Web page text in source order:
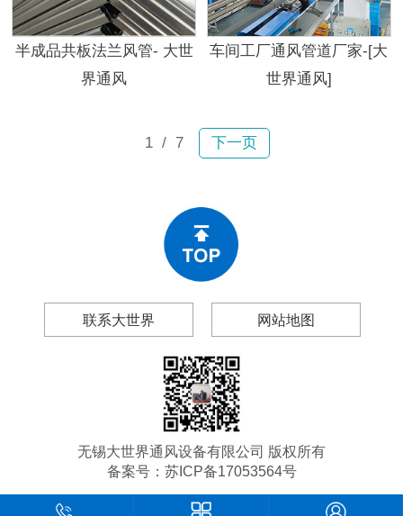
半成品共板法兰风管- 大世
界通风
车间工厂通风管道厂家-[大
世界通风]
1/ 7 下一页
联系大世界 网站地图
无锡大世界通风设备有限公司 版权所有
备案号： 苏ICP备17053564号